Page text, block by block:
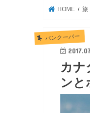
HOME 旅
バンクーバー
カナ
ンと